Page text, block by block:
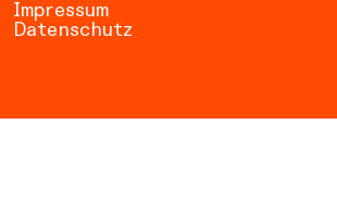
Impressum
Datenschutz